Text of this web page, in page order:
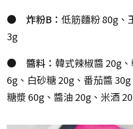
● 炸粉B： 低筋麵粉 80g、
3g
● 醬料： 韓式辣椒醬 20g
6g、白砂糖 20g、番茄醬
糖漿 60g、醬油 20g、米酒